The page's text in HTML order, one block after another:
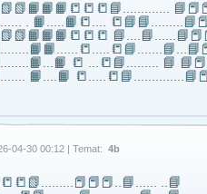
. 📙…..📙📒….
📒 …📒📘……... 📘
📙….📙
04-30 00:12 | Temat: 4b
..📘